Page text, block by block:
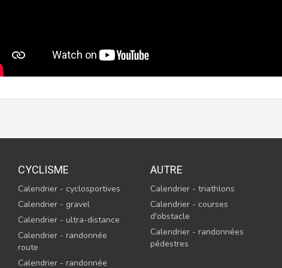
CYCLISME
Calendrier - cyclosportives
Calendrier - gravel
Calendrier - ultra-distance
Calendrier - randonnée
route
Calendrier - randonnée
AUTRE
Calendrier - triathlons
Calendrier - courses
d'obstacle
Calendrier - randonnées
pédestres